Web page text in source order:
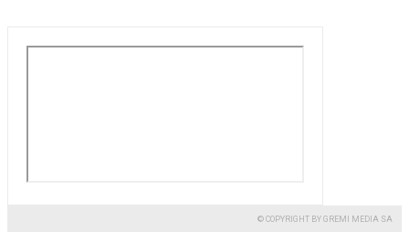
© COPYRIGHT BY GREMI MEDIA SA